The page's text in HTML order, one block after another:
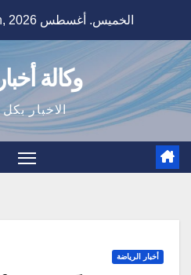
content
الخميس. أغسطس 6th, 2026
وكالة
الاخبار بكل
أخبار الرياضة